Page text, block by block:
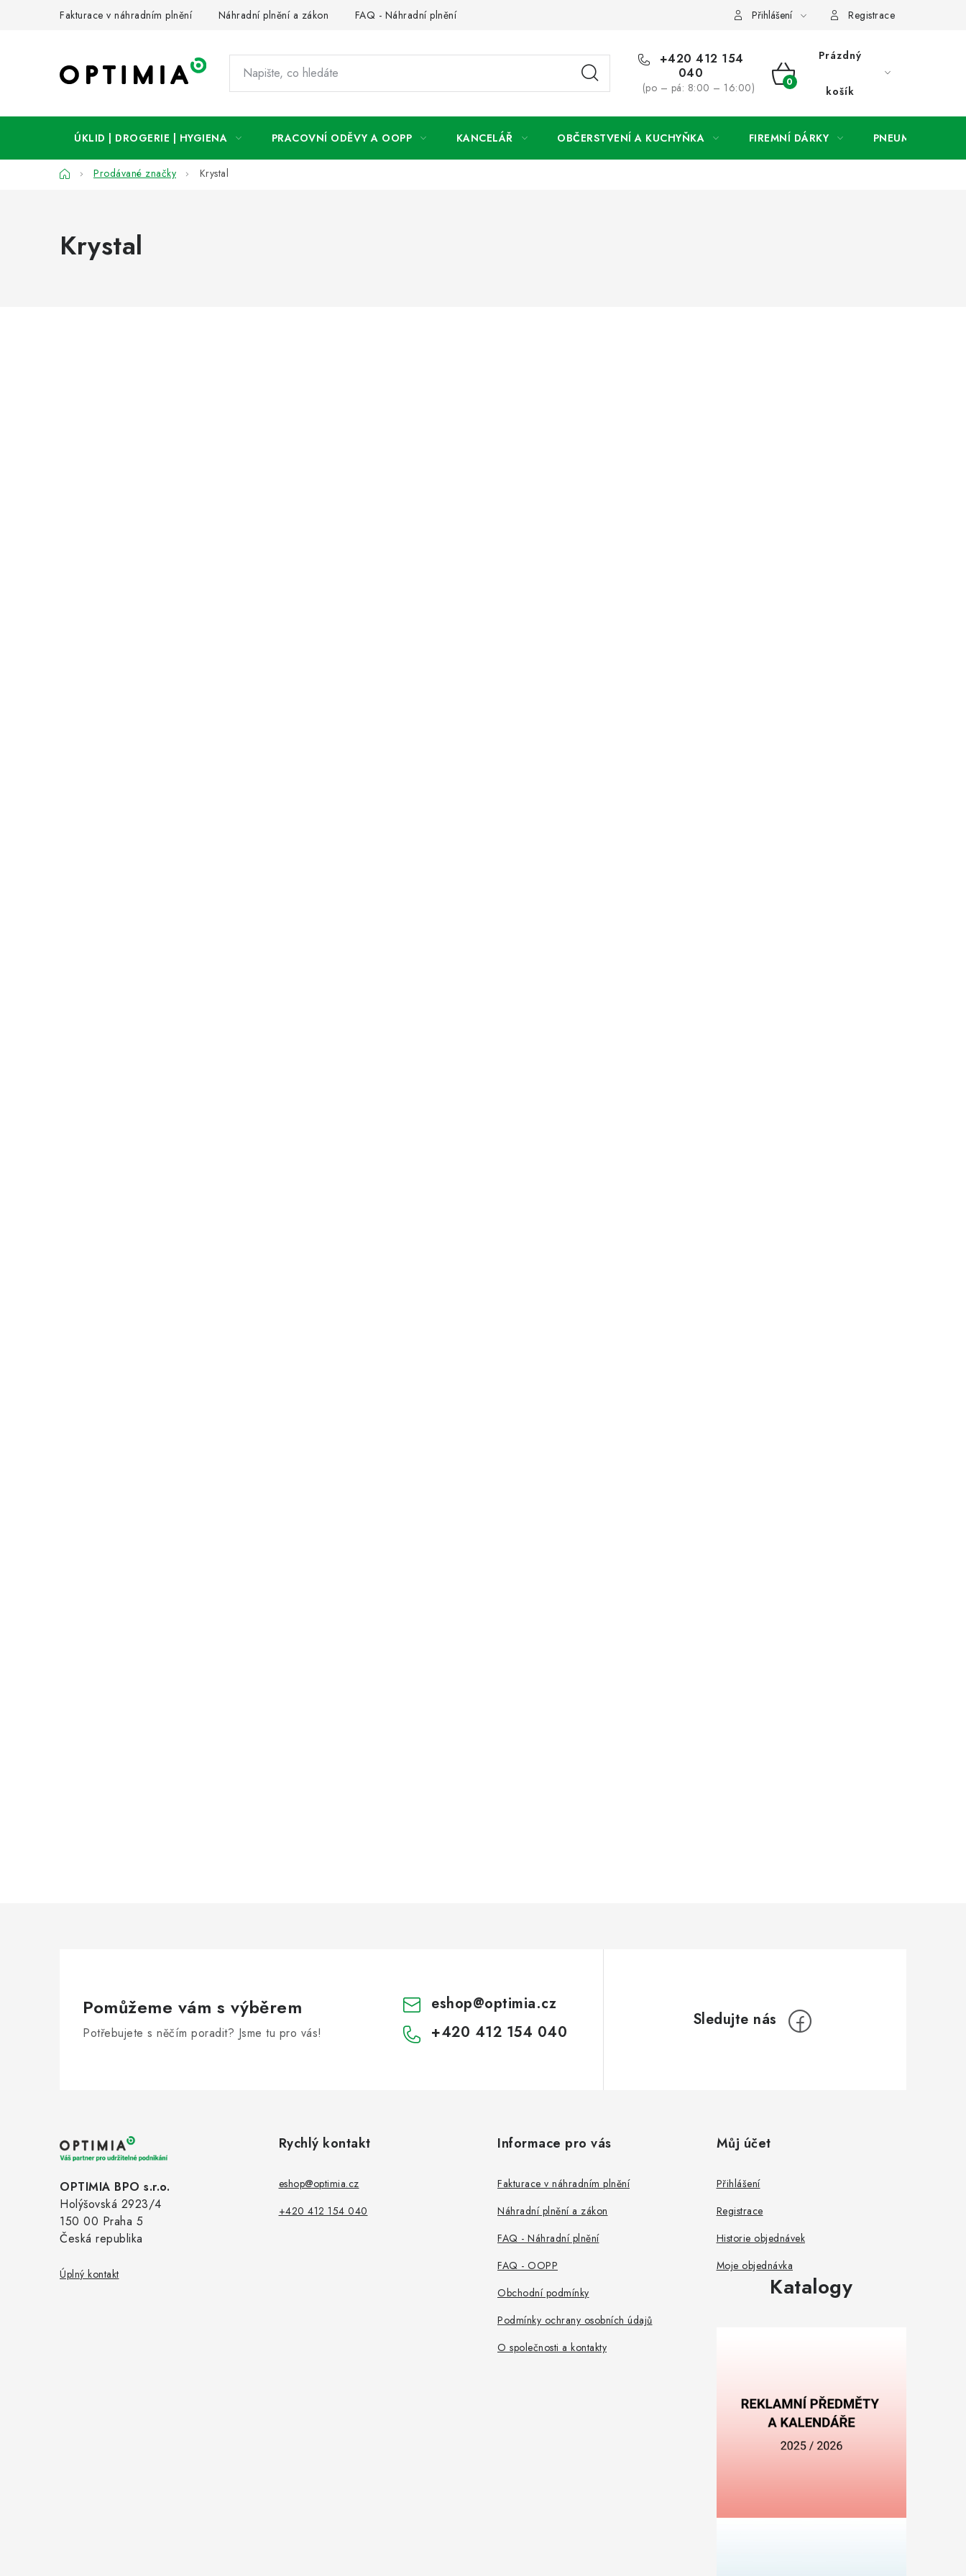
Fakturace v náhradním plnění Náhradní plnění a zákon FAQ - Náhradní plnění Podmínky ochrany osobních údajů O společnosti a
Přihlášení Registrace
+420 412 154
040
(po – pá: 8:00 – 16:00)
NÁKUPNÍ
KOŠÍK
Prázdný
košík
ÚKLID | DROGERIE | HYGIENA PRACOVNÍ ODĚVY A OOPP KANCELÁŘ OBČERSTVENÍ A KUCHYŇKA FIREMNÍ DÁRKY PNEUMATIKY
DomůProdávané značky Krystal
Krystal
Pomůžeme vám s výběrem
Potřebujete s něčím poradit? Jsme tu pro vás!
eshop@optimia.cz
+420 412 154 040
OPTIMIA BPO s.r.o.
Holýšovská 2923/4
150 00 Praha 5
Česká republika
Úplný kontakt
Rychlý kontakt
eshop@optimia.cz
+420 412 154 040
Informace pro vás
Fakturace v náhradním plnění
Náhradní plnění a zákon
FAQ - Náhradní plnění
FAQ - OOPP
Obchodní podmínky
Podmínky ochrany osobních údajů
O společnosti a kontakty
Můj účet
Přihlášení
Registrace
Historie objednávek
Moje objednávka
Katalogy